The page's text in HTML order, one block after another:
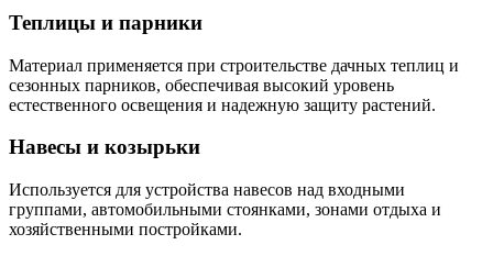
Теплицы и парники
Материал применяется при строительстве дачных теплиц и
сезонных парников, обеспечивая высокий уровень
естественного освещения и надежную защиту растений.
Навесы и козырьки
Используется для устройства навесов над входными
группами, автомобильными стоянками, зонами отдыха и
хозяйственными постройками.